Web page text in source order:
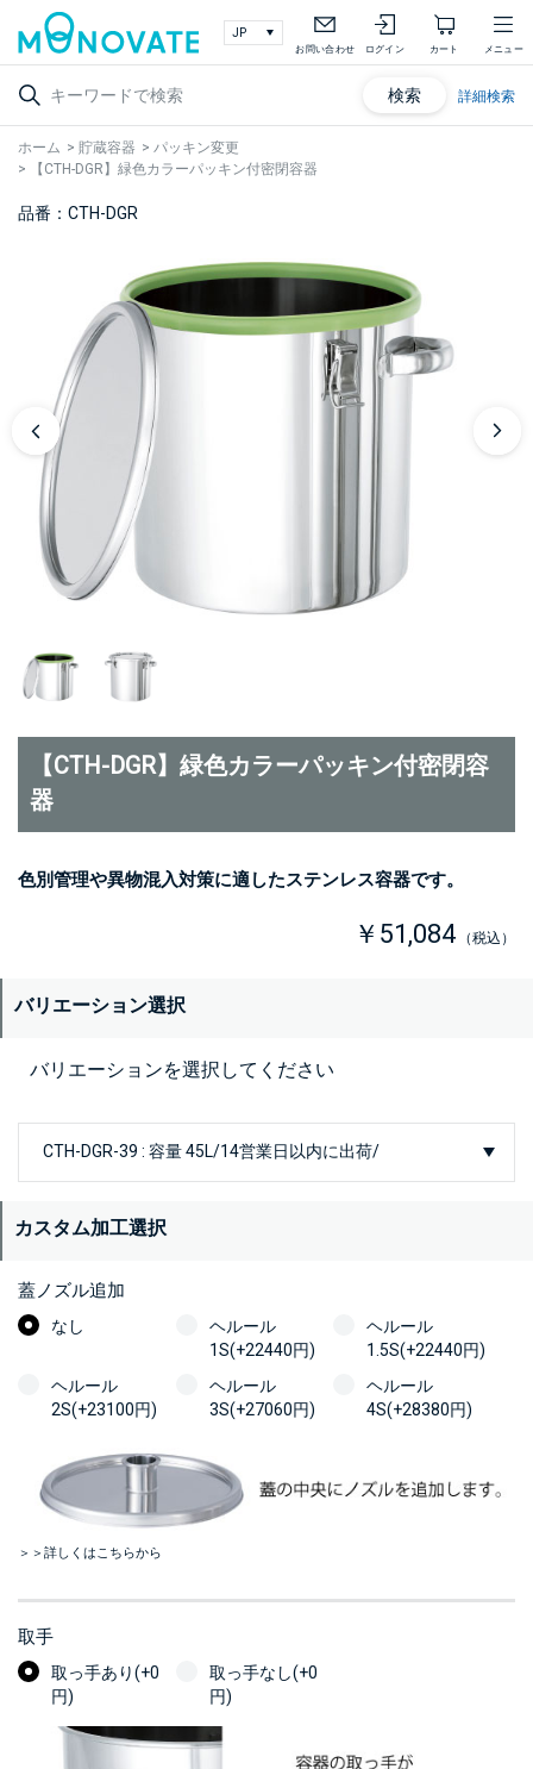
お問い合わせ ログイン カート メニュー
検索 詳細検索
ホーム > 貯蔵容器 > パッキン変更
>
【CTH-DGR】緑色カラーパッキン付密閉容器
品番：CTH-DGR
【CTH-DGR】緑色カラーパッキン付密閉容
器
色別管理や異物混入対策に適したステンレス容器です。
￥51,084 （税込）
バリエーション選択
バリエーションを選択してください
カスタム加工選択
蓋ノズル追加
なし
ヘルール
1S(+22440円)
ヘルール
1.5S(+22440円)
ヘルール
2S(+23100円)
ヘルール
3S(+27060円)
ヘルール
4S(+28380円)
＞＞詳しくはこちらから
取手
取っ手あり(+0
円)
取っ手なし(+0
円)